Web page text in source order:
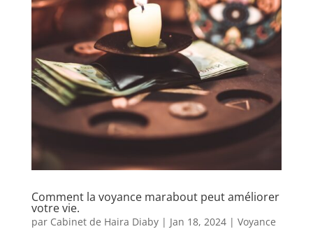
Comment la voyance marabout peut améliorer
votre vie.
par Cabinet de Haira Diaby| Jan 18, 2024| Voyance